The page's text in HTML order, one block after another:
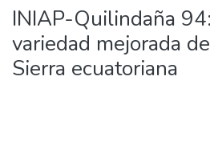
INIAP-Quilindaña
variedad mejorada
Sierra ecuatoriana